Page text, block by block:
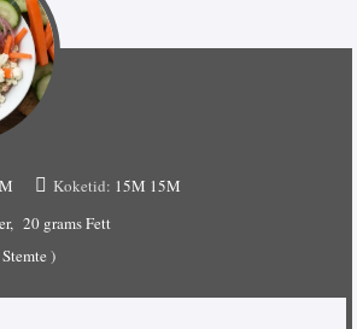
Koketid: 15M 15M
20 grams Fett
Stemte )